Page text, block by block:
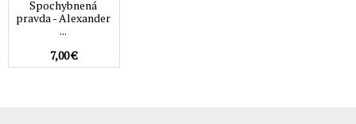
Spochybnená
pravda - Alexander
...
7,00 €